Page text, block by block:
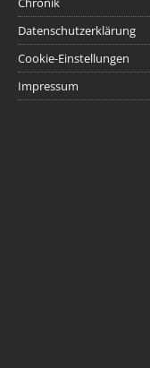
Datenschutzerklärung
Cookie-Einstellungen
Impressum